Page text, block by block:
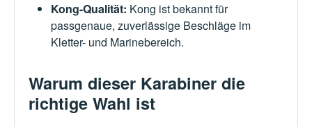
Kong-Qualität: Kong ist bekannt für
passgenaue, zuverlässige Beschläge im
Kletter- und Marinebereich.
Warum dieser Karabiner die
richtige Wahl ist